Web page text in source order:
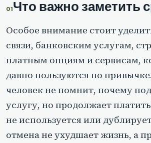
Что важно заметить
Особое внимание стоит
связи, банковским услугам,
платным опциям и сервисам,
давно пользуются по
человек не помнит, почему
услугу, но продолжает
не используется или
отмена не ухудшает жизнь, а